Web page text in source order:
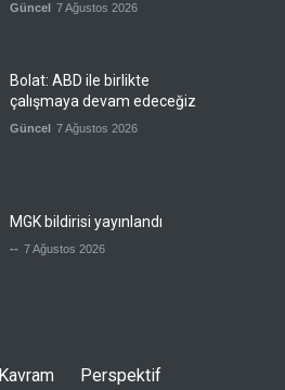
Güncel 7 Ağustos 2026
Bolat: ABD ile birlikte
çalışmaya devam edeceğiz
Güncel 7 Ağustos 2026
MGK bildirisi yayınlandı
-- 7 Ağustos 2026
Ensarullah: Suudi rejimi için
en kısa ve en az maliyetli yol,
Kavram
Perspektif